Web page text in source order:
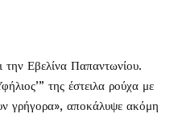
Εβελίνα Παπαντωνίου.
της έστειλα ρούχα με
γρήγορα», αποκάλυψε ακόμη